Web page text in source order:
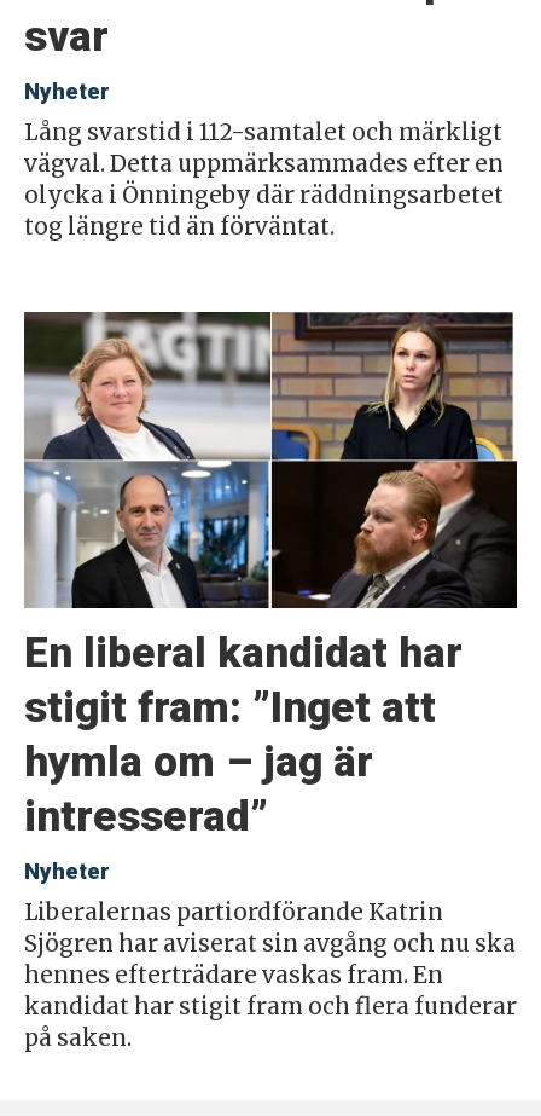
svar
Nyheter
Lång svarstid i 112-samtalet och märkligt
vägval. Detta uppmärksammades efter en
olycka i Önningeby där räddningsarbetet
tog längre tid än förväntat.
En liberal kandidat har
stigit fram: ”Inget att
hymla om – jag är
intresserad”
Nyheter
Liberalernas partiordförande Katrin
Sjögren har aviserat sin avgång och nu ska
hennes efterträdare vaskas fram. En
kandidat har stigit fram och flera funderar
på saken.